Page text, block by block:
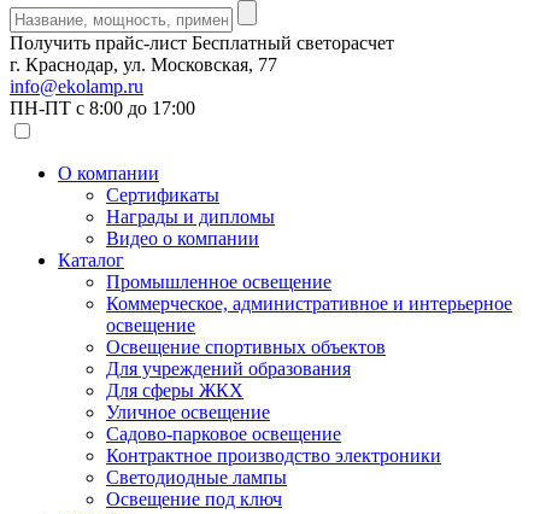
Получить прайс-лист Бесплатный светорасчет
г. Краснодар, ул. Московская, 77
info@ekolamp.ru
ПН-ПТ с 8:00 до 17:00
О компании
Сертификаты
Награды и дипломы
Видео о компании
Каталог
Промышленное освещение
Коммерческое, административное и интерьерное
освещение
Освещение спортивных объектов
Для учреждений образования
Для сферы ЖКХ
Уличное освещение
Садово-парковое освещение
Контрактное производство электроники
Светодиодные лампы
Освещение под ключ